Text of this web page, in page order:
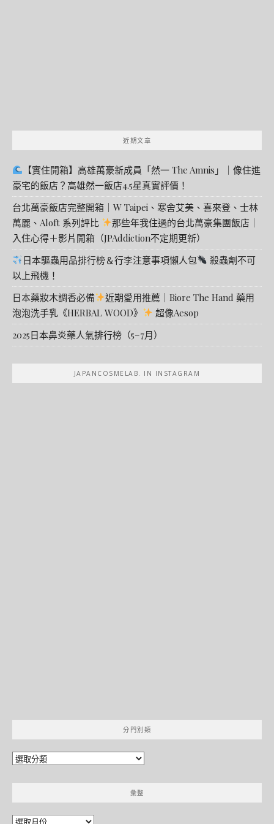
近期文章
【實住開箱】高雄萬豪新成員「然一 The Amnis」｜像住進
豪宅的飯店？高雄然一飯店4.5星真實評價！
台北萬豪飯店完整開箱｜W Taipei、寒舍艾美、喜來登、士林
萬麗、Aloft 系列評比
那些年我住過的台北萬豪集團飯店｜
入住心得＋影片開箱（JPAddiction不定期更新）
日本驅蟲用品排行榜＆行李注意事項懶人包
殺蟲劑不可
以上飛機！
日本藥妝木調香必備
近期愛用推薦｜Biore The Hand 藥用
泡泡洗手乳《HERBAL WOOD》
超像Aesop
2025日本鼻炎藥人氣排行榜（5–7月）
JAPANCOSMELAB. IN INSTAGRAM
分門別類
分
別
彙整
彙